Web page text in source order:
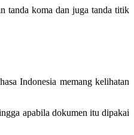
tanda koma dan juga tanda titik
Indonesia memang kelihatan
apabila dokumen itu dipakai